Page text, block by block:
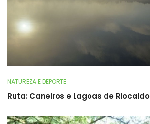
NATUREZA E DEPORTE
Ruta: Caneiros e Lagoas de Riocaldo